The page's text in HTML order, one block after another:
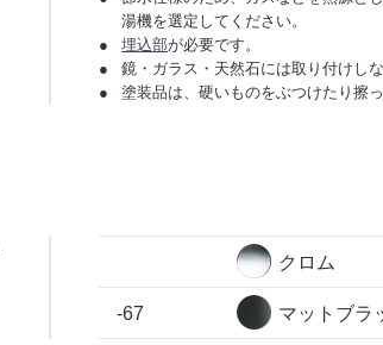
湯機を選定してください。
埋込部が必要です。
鏡・ガラス・天然石には取り付けし
塗装品は、硬いものをぶつけたり擦
クロム
-67 マットブラ